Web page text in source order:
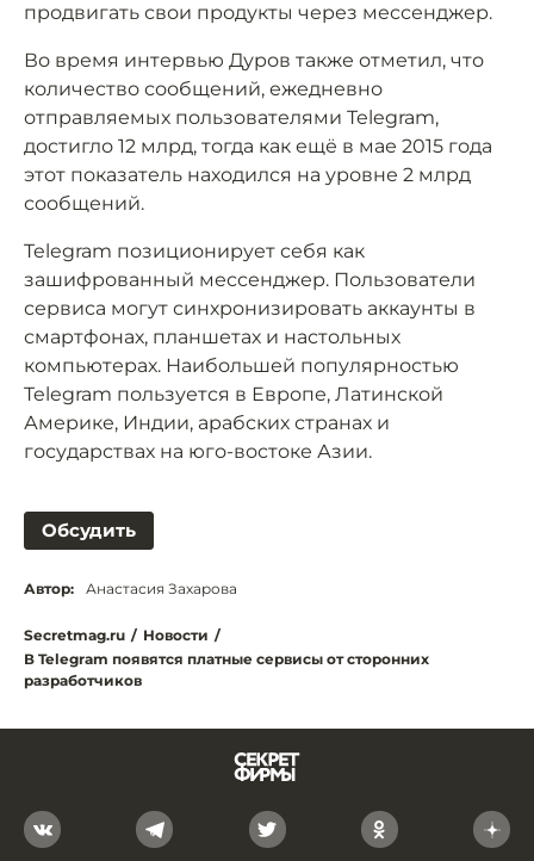
продвигать свои продукты через мессенджер.
Во время интервью Дуров также отметил, что
количество сообщений, ежедневно
отправляемых пользователями Telegram,
достигло 12 млрд, тогда как ещё в мае 2015 года
этот показатель находился на уровне 2 млрд
сообщений.
Telegram позиционирует себя как
зашифрованный мессенджер. Пользователи
сервиса могут синхронизировать аккаунты в
смартфонах, планшетах и настольных
компьютерах. Наибольшей популярностью
Telegram пользуется в Европе, Латинской
Америке, Индии, арабских странах и
государствах на юго-востоке Азии.
Обсудить
Автор: Анастасия Захарова
Secretmag.ru / Новости /
В Telegram появятся платные сервисы от сторонних
разработчиков